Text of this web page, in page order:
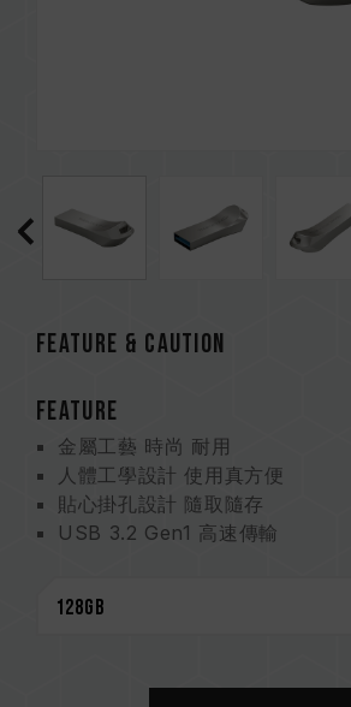
FEATURE & CAUTION
FEATURE
金屬工藝 時尚 耐用
人體工學設計 使用真方便
貼心掛孔設計 隨取隨存
USB 3.2 Gen1 高速傳輸